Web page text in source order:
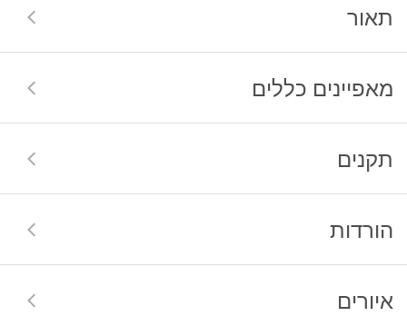
תאור
מאפיינים כללים
תקנים
הורדות
איורים